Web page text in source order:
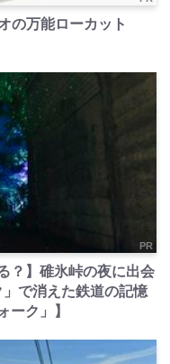
の万能ローカット
PR
？】碓氷峠の夜に出会
で消えた鉄道の記憶
ーク」】